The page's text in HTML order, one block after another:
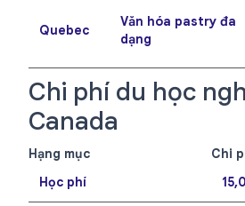
Quebec
Văn hóa pastry đa
dạng
Chi phí du học
Canada
Hạng mục
Chi
Học phí